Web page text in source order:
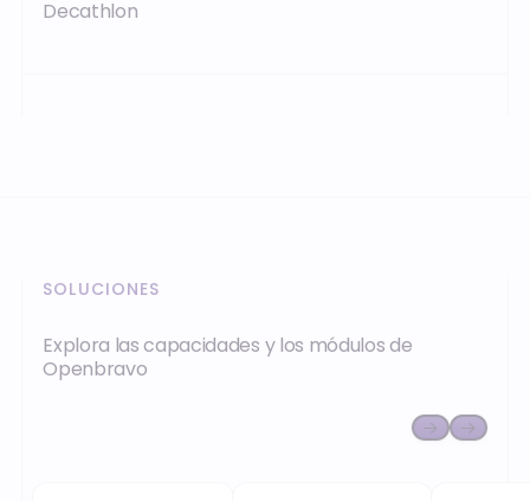
Decathlon
SOLUCIONES
Explora las capacidades y los módulos de
Openbravo